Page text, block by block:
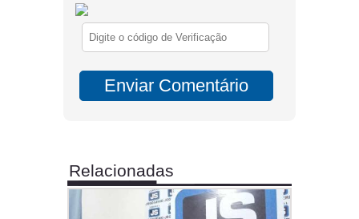
Relacionadas